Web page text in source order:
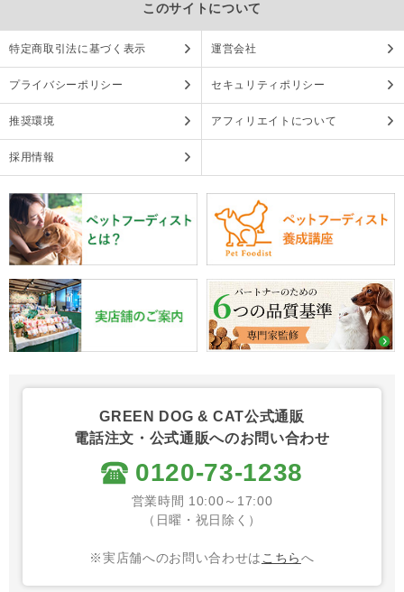
このサイトについて
特定商取引法に基づく表示 運営会社
プライバシーポリシー セキュリティポリシー
推奨環境 アフィリエイトについて
採用情報
GREEN DOG & CAT公式通販
電話注文・公式通販へのお問い合わせ
0120-73-1238
営業時間 10:00～17:00
（日曜・祝日除く）
※実店舗へのお問い合わせは こちらへ